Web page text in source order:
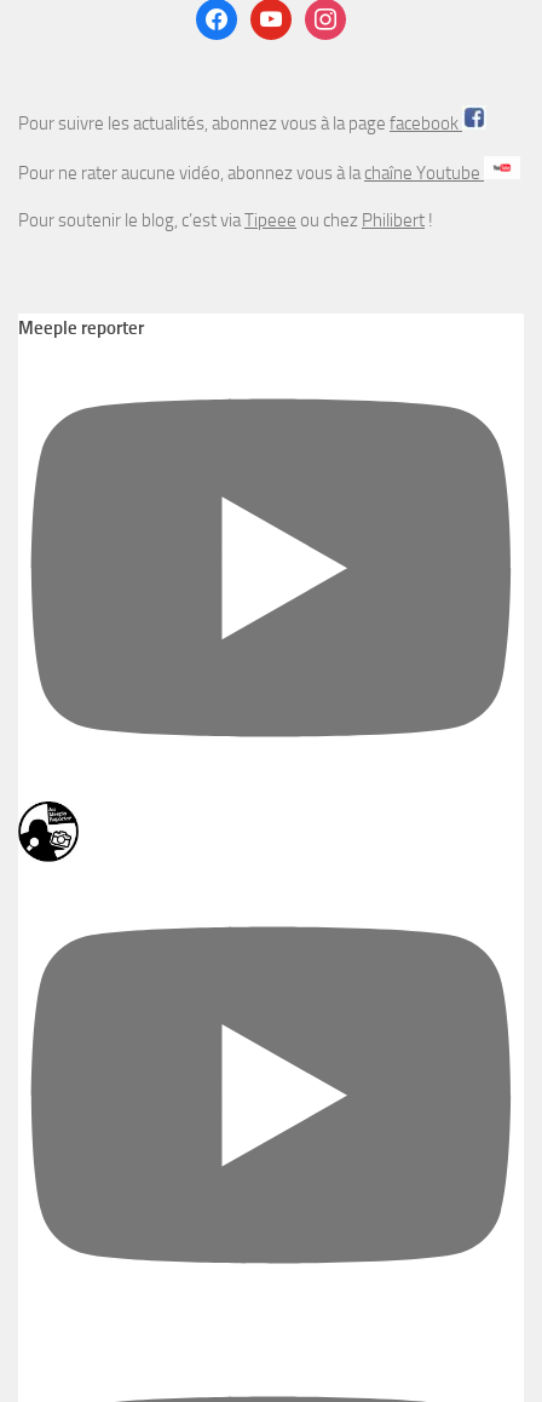
facebookyoutubeinstagram
Pour suivre les actualités, abonnez vous à la page facebook
Pour ne rater aucune vidéo, abonnez vous à lachaîne Youtube
Pour soutenir le blog, c’est viaTipeee ou chez Philibert !
Meeple reporter